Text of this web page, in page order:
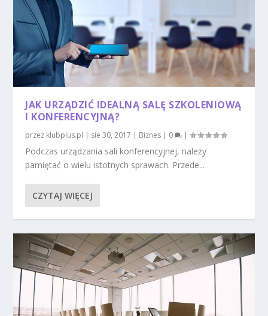
JAK URZĄDZIĆ IDEALNĄ SALĘ SZKOLENIOWĄ
I KONFERENCYJNĄ?
przez klubplus.pl | sie 30, 2017 | Biznes | 0 |
Podczas urządzania sali konferencyjnej, należy
pamiętać o wielu istotnych sprawach. Przede...
CZYTAJ WIĘCEJ